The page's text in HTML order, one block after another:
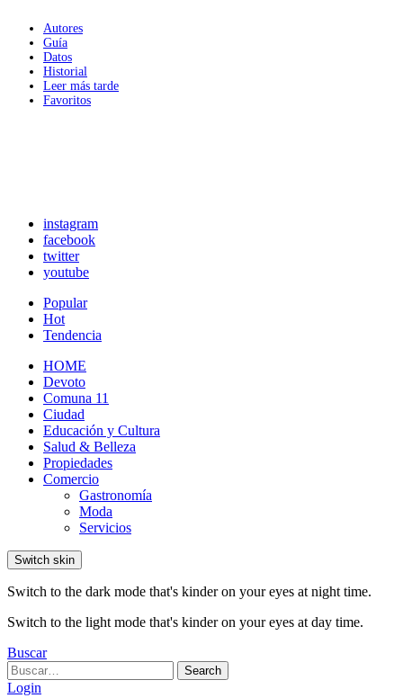
Autores
Guía
Datos
Historial
Leer más tarde
Favoritos
instagram
facebook
twitter
youtube
Popular
Hot
Tendencia
HOME
Devoto
Comuna 11
Ciudad
Educación y Cultura
Salud & Belleza
Propiedades
Comercio
Gastronomía
Moda
Servicios
Switch skin
Switch to the dark mode that's kinder on your eyes at night time.
Switch to the light mode that's kinder on your eyes at day time.
Buscar
Search
for:
Search
Login